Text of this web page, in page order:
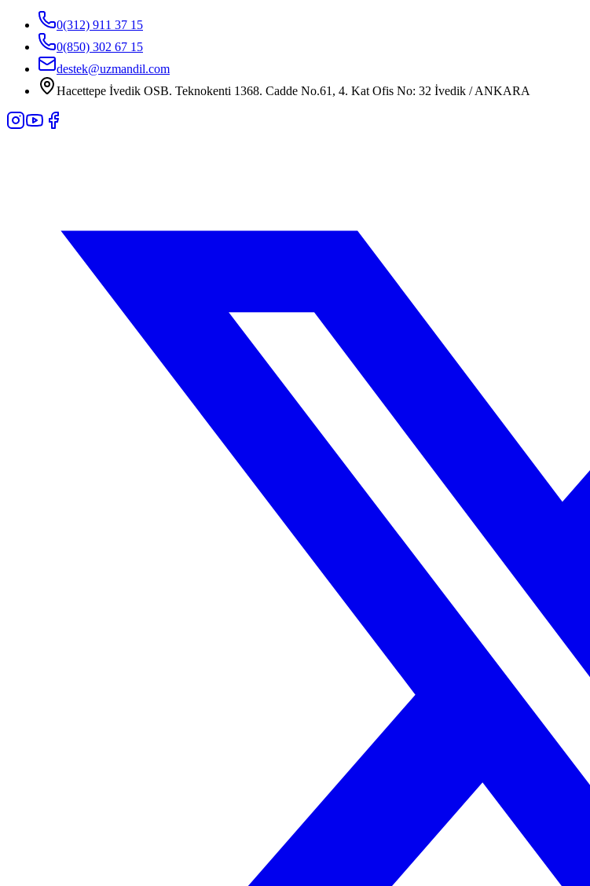
0(312) 911 37 15
0(850) 302 67 15
destek@uzmandil.com
Hacettepe İvedik OSB. Teknokenti 1368. Cadde No.61, 4. Kat Ofis No: 32 İvedik / ANKARA